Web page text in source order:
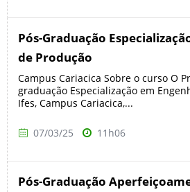
Pós-Graduação
de Produção
Campus Cariacica Sobre o curso O
graduação Especialização em
Ifes, Campus Cariacica,...
07/03/25 11h06
Pós-Graduação